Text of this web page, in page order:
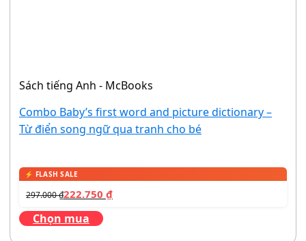
Sách tiếng Anh - McBooks
Combo Baby’s first word and picture dictionary –
Từ điển song ngữ qua tranh cho bé
297.000₫222.750 ₫
Chọn mua